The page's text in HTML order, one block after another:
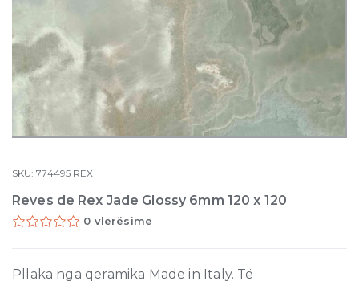
SKU:774495 REX
Reves de Rex Jade Glossy 6mm 120 x 120
0 vlerësime
Pllaka nga qeramika Made in Italy. Të